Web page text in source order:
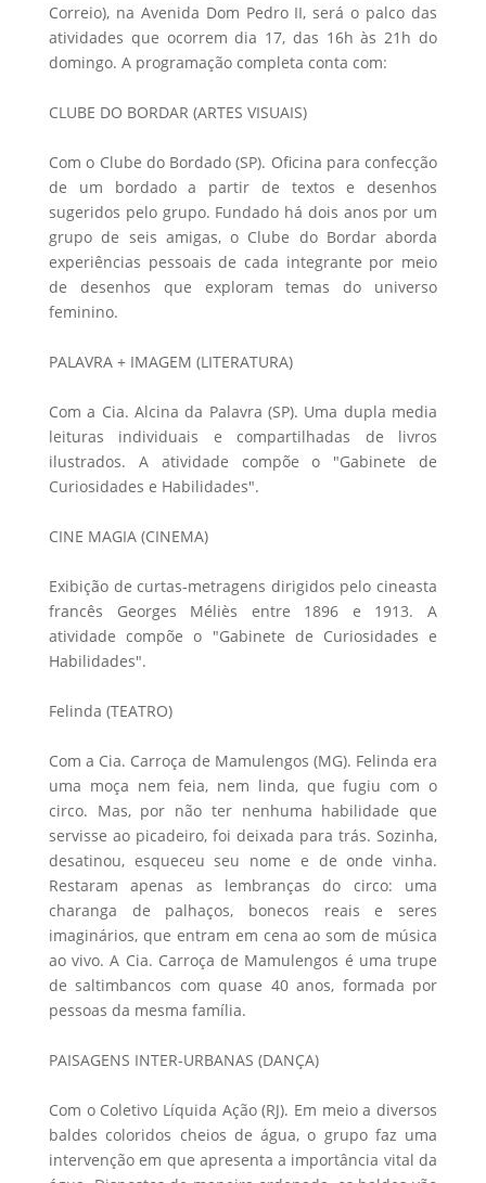
Correio), na Avenida Dom Pedro II, será o palco das
atividades que ocorrem dia 17, das 16h às 21h do
domingo. A programação completa conta com:
CLUBE DO BORDAR (ARTES VISUAIS)
Com o Clube do Bordado (SP). Oficina para confecção
de um bordado a partir de textos e desenhos
sugeridos pelo grupo. Fundado há dois anos por um
grupo de seis amigas, o Clube do Bordar aborda
experiências pessoais de cada integrante por meio
de desenhos que exploram temas do universo
feminino.
PALAVRA + IMAGEM (LITERATURA)
Com a Cia. Alcina da Palavra (SP). Uma dupla media
leituras individuais e compartilhadas de livros
ilustrados. A atividade compõe o "Gabinete de
Curiosidades e Habilidades".
CINE MAGIA (CINEMA)
Exibição de curtas-metragens dirigidos pelo cineasta
francês Georges Méliès entre 1896 e 1913. A
atividade compõe o "Gabinete de Curiosidades e
Habilidades".
Felinda (TEATRO)
Com a Cia. Carroça de Mamulengos (MG). Felinda era
uma moça nem feia, nem linda, que fugiu com o
circo. Mas, por não ter nenhuma habilidade que
servisse ao picadeiro, foi deixada para trás. Sozinha,
desatinou, esqueceu seu nome e de onde vinha.
Restaram apenas as lembranças do circo: uma
charanga de palhaços, bonecos reais e seres
imaginários, que entram em cena ao som de música
ao vivo. A Cia. Carroça de Mamulengos é uma trupe
de saltimbancos com quase 40 anos, formada por
pessoas da mesma família.
PAISAGENS INTER-URBANAS (DANÇA)
Com o Coletivo Líquida Ação (RJ). Em meio a diversos
baldes coloridos cheios de água, o grupo faz uma
intervenção em que apresenta a importância vital da